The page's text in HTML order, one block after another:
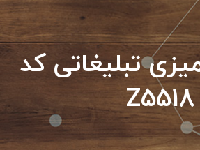
تبلیغاتی کد
Z5518